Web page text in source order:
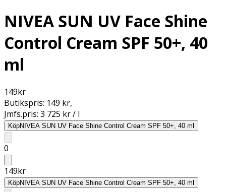
NIVEA SUN UV Face Shine
Control Cream SPF 50+, 40
ml
149kr
Butikspris: 149 kr,
Jmfs.pris: 3 725 kr / l
KöpNIVEA SUN UV Face Shine Control Cream SPF 50+, 40 ml
0
149kr
KöpNIVEA SUN UV Face Shine Control Cream SPF 50+, 40 ml